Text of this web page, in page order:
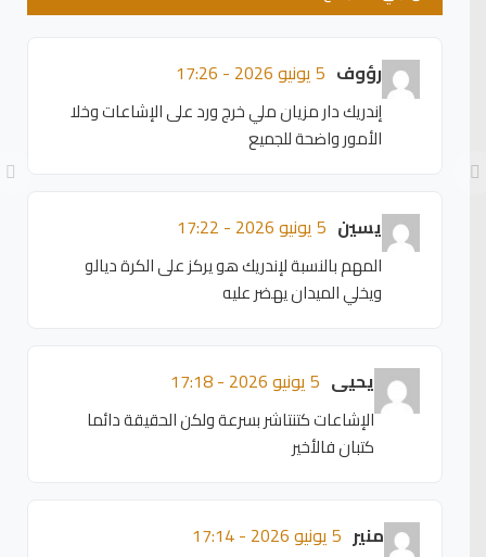
رؤوف 5 يونيو 2026 - 17:26
إندريك دار مزيان ملي خرج ورد على الإشاعات وخلا
الأمور واضحة للجميع
يسين 5 يونيو 2026 - 17:22
المهم بالنسبة لإندريك هو يركز على الكرة ديالو
ويخلي الميدان يهضر عليه
يحيى 5 يونيو 2026 - 17:18
الإشاعات كتنتاشر بسرعة ولكن الحقيقة دائما
كتبان فالأخير
منير 5 يونيو 2026 - 17:14